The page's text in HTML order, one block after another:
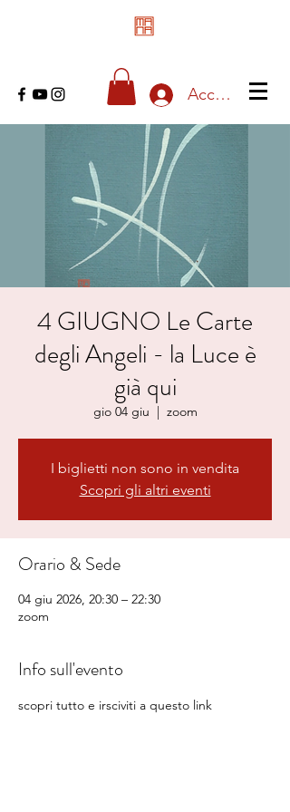
Accedi
4 GIUGNO Le Carte
degli Angeli - la Luce è
già qui
gio 04 giu
  |
zoom
I biglietti non sono in vendita
Scopri gli altri eventi
Orario & Sede
04 giu 2026, 20:30 – 22:30
zoom
Info sull'evento
scopri tutto e irsciviti a questo link